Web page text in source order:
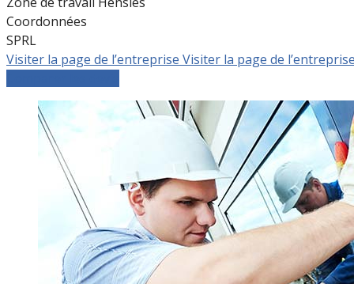
Coordonnées
SPRL
Visiter la page de l’entreprise Visiter la page de